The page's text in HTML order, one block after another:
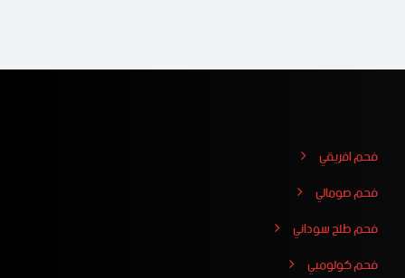
فحم افريقي
فحم صومالي
فحم طلح سوداني
فحم كولومبي